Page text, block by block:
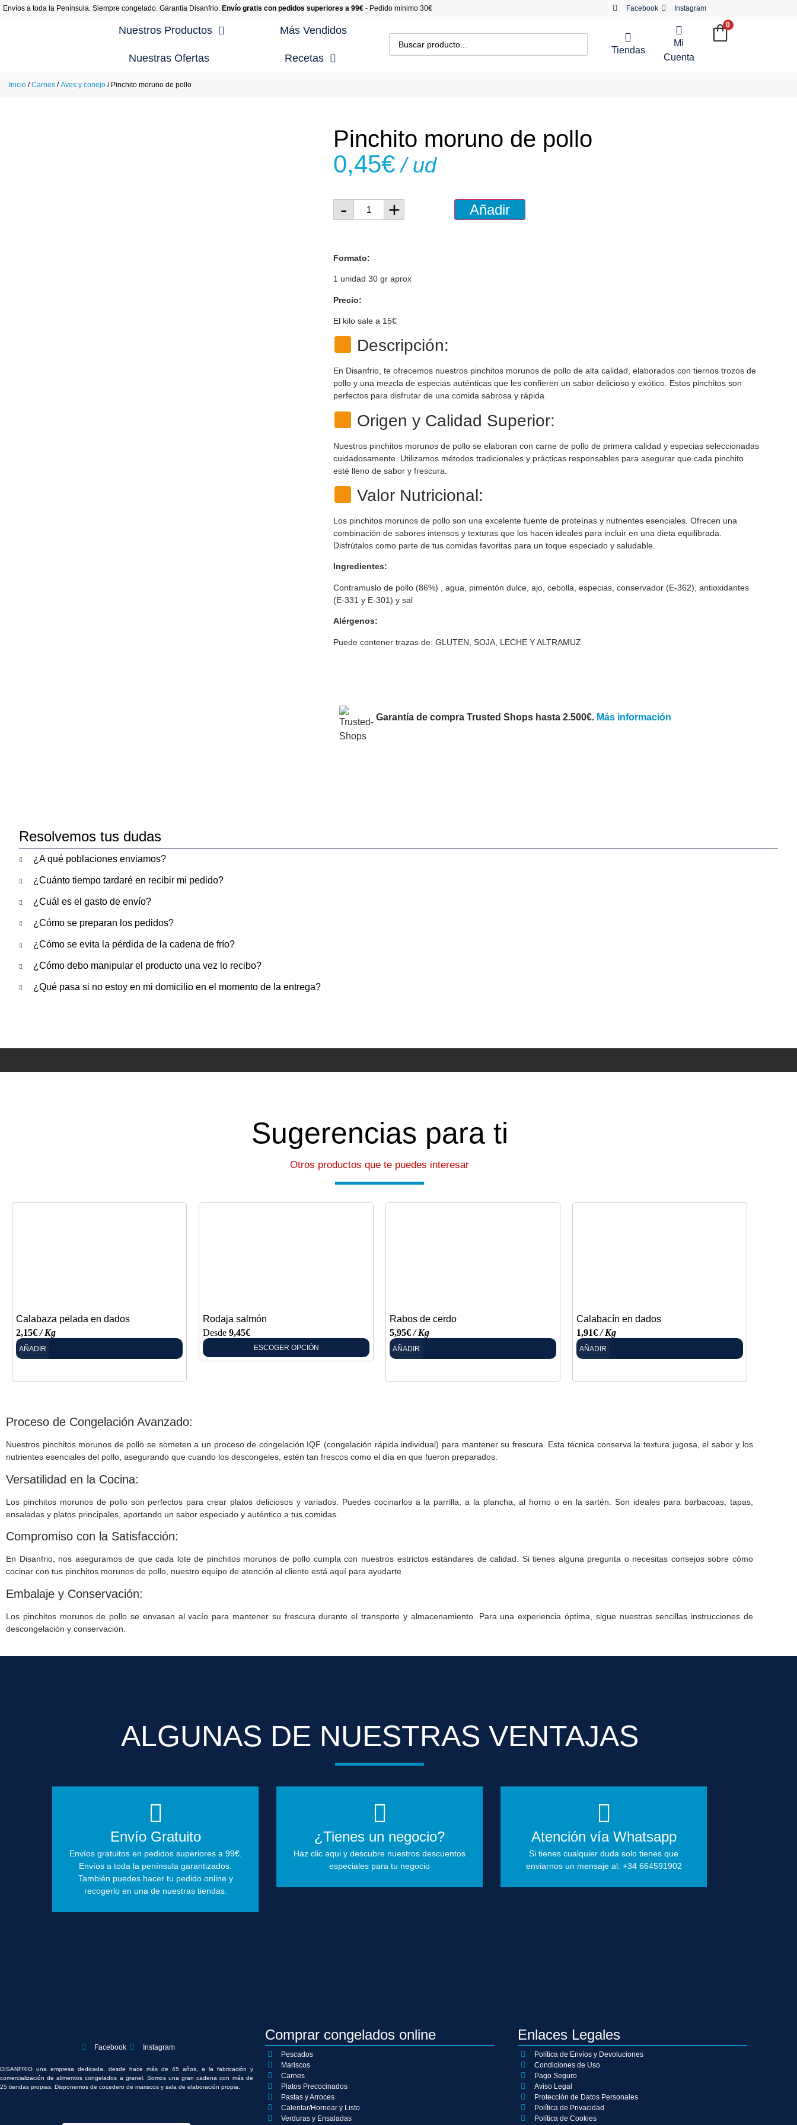
Envíos a toda la Península. Siempre congelado. Garantía Disanfrio. Envío gratis con pedidos superiores a 99€ - Pedido mínimo 30€ Facebook Instagram
Nuestros Productos Más Vendidos
Nuestras Ofertas
Recetas
Recetas con Marisco
Recetas con Pescado
Recetas con Verduras y
Tiendas
Mi
Cuenta
0
Inicio /Carnes /Aves y conejo / Pinchito moruno de pollo
Pinchito moruno de pollo
0,45€ / ud
- + Añadir
Formato:
1 unidad 30 gr aprox
Precio:
El kilo sale a 15€
Descripción:
En Disanfrio, te ofrecemos nuestros pinchitos morunos de pollo de alta calidad, elaborados con tiernos trozos de
pollo y una mezcla de especias auténticas que les confieren un sabor delicioso y exótico. Estos pinchitos son
perfectos para disfrutar de una comida sabrosa y rápida.
Origen y Calidad Superior:
Nuestros pinchitos morunos de pollo se elaboran con carne de pollo de primera calidad y especias seleccionadas
cuidadosamente. Utilizamos métodos tradicionales y prácticas responsables para asegurar que cada pinchito
esté lleno de sabor y frescura.
Valor Nutricional:
Los pinchitos morunos de pollo son una excelente fuente de proteínas y nutrientes esenciales. Ofrecen una
combinación de sabores intensos y texturas que los hacen ideales para incluir en una dieta equilibrada.
Disfrútalos como parte de tus comidas favoritas para un toque especiado y saludable.
Ingredientes:
Contramuslo de pollo (86%) , agua, pimentón dulce, ajo, cebolla, especias, conservador (E-362), antioxidantes
(E-331 y E-301) y sal
Alérgenos:
Puede contener trazas de: GLUTEN, SOJA, LECHE Y ALTRAMUZ
Garantía de compra Trusted Shops hasta 2.500€. Más información
Resolvemos tus dudas
¿A qué poblaciones enviamos?
¿Cuánto tiempo tardaré en recibir mi pedido?
¿Cuál es el gasto de envío?
¿Cómo se preparan los pedidos?
¿Cómo se evita la pérdida de la cadena de frío?
¿Cómo debo manipular el producto una vez lo recibo?
¿Qué pasa si no estoy en mi domicilio en el momento de la entrega?
Sugerencias para ti
Otros productos que te puedes interesar
Calabaza pelada en dados
2,15€/ Kg
AÑADIR
Rodaja salmón
Desde 9,45€
ESCOGER OPCIÓN
Rabos de cerdo
5,95€/ Kg
AÑADIR
Calabacín en dados
1,91€/ Kg
AÑADIR
Proceso de Congelación Avanzado:
Nuestros pinchitos morunos de pollo se someten a un proceso de congelación IQF (congelación rápida individual) para mantener su frescura. Esta técnica conserva la textura jugosa, el sabor y los
nutrientes esenciales del pollo, asegurando que cuando los descongeles, estén tan frescos como el día en que fueron preparados.
Versatilidad en la Cocina:
Los pinchitos morunos de pollo son perfectos para crear platos deliciosos y variados. Puedes cocinarlos a la parrilla, a la plancha, al horno o en la sartén. Son ideales para barbacoas, tapas,
ensaladas y platos principales, aportando un sabor especiado y auténtico a tus comidas.
Compromiso con la Satisfacción:
En Disanfrio, nos aseguramos de que cada lote de pinchitos morunos de pollo cumpla con nuestros estrictos estándares de calidad. Si tienes alguna pregunta o necesitas consejos sobre cómo
cocinar con tus pinchitos morunos de pollo, nuestro equipo de atención al cliente está aquí para ayudarte.
Embalaje y Conservación:
Los pinchitos morunos de pollo se envasan al vacío para mantener su frescura durante el transporte y almacenamiento. Para una experiencia óptima, sigue nuestras sencillas instrucciones de
descongelación y conservación.
ALGUNAS DE NUESTRAS VENTAJAS
Envío Gratuito
Envíos gratuitos en pedidos superiores a 99€.
Envíos a toda la península garantizados.
También puedes hacer tu pedido online y
recogerlo en una de nuestras tiendas.
¿Tienes un negocio?
Haz clic aqui y descubre nuestros descuentos
especiales para tu negocio
Atención vía Whatsapp
Si tienes cualquier duda solo tienes que
enviarnos un mensaje al: +34 664591902
Facebook Instagram
DISANFRIO una empresa dedicada, desde hace más de 45 años, a la fabricación y
comercialización de alimentos congelados a granel. Somos una gran cadena con más de
25 tiendas propias. Disponemos de cocedero de mariscos y sala de elaboración propia.
Comprar congelados online
Pescados
Mariscos
Carnes
Platos Precocinados
Pastas y Arroces
Calentar/Hornear y Listo
Verduras y Ensaladas
Enlaces Legales
Política de Envíos y Devoluciones
Condiciones de Uso
Pago Seguro
Aviso Legal
Protección de Datos Personales
Política de Privacidad
Política de Cookies